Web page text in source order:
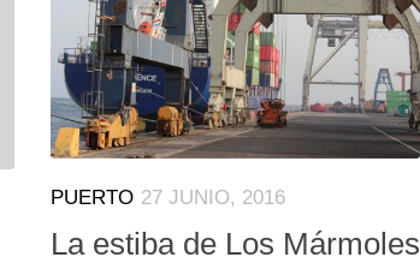
PUERTO 27 JUNIO, 2016
La estiba de Los Mármoles